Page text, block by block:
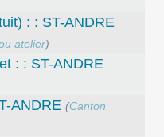
: : ST-ANDRE
atelier)
: : ST-ANDRE
ANDRE (Canton